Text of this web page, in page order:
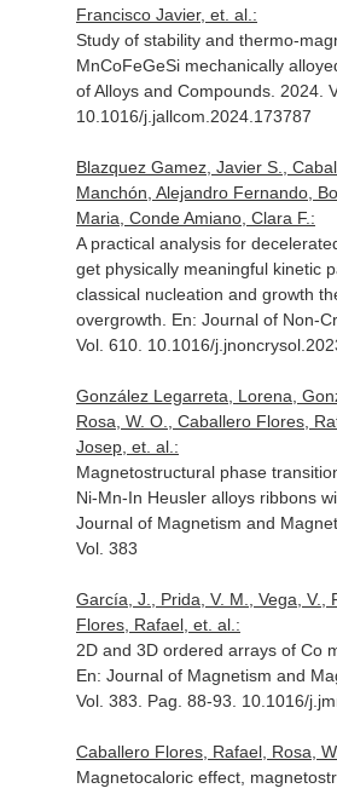
Francisco Javier, et. al.:
Study of stability and thermo-
MnCoFeGeSi mechanically
of Alloys and Compounds. 2024.
10.1016/j.jallcom.2024.173787
Blazquez Gamez, Javier S.,
Manchón, Alejandro Fernando,
Maria, Conde Amiano, Clara F.:
A practical analysis for
get physically meaningful kinetic
classical nucleation and growth
overgrowth. En: Journal of Non-
Vol. 610. 10.1016/
González Legarreta, Lorena,
Rosa, W. O., Caballero Flores,
Josep, et. al.:
Magnetostructural phase
Ni-Mn-In Heusler alloys ribbons
Journal of Magnetism and
Vol. 383
García, J., Prida, V. M., Vega, V.,
Flores, Rafael, et. al.:
2D and 3D ordered arrays of Co
En: Journal of Magnetism and
Vol. 383. Pag. 88-93. 10.1016/
Caballero Flores, Rafael, Rosa,
Magnetocaloric effect,